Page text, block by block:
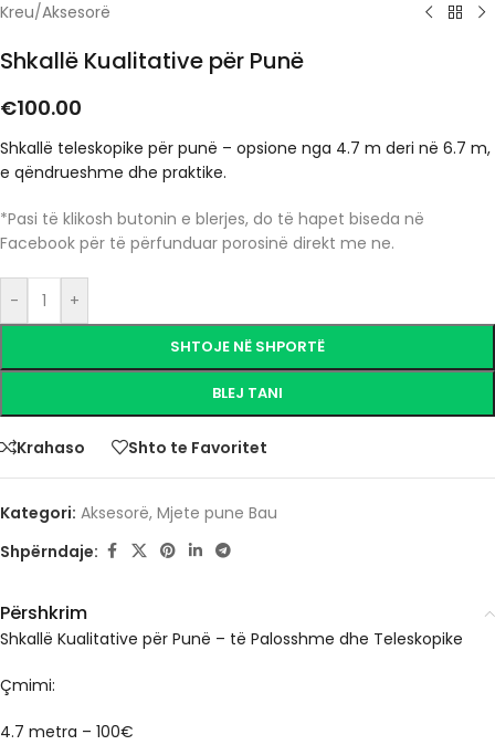
Kreu/Aksesorë
Shkallë Kualitative për Punë
€100.00
Shkallë teleskopike për punë – opsione nga 4.7 m deri në 6.7 m,
e qëndrueshme dhe praktike.
*Pasi të klikosh butonin e blerjes, do të hapet biseda në
Facebook për të përfunduar porosinë direkt me ne.
- +
SHTOJE NË SHPORTË
BLEJ TANI
Krahaso Shto te Favoritet
Kategori: Aksesorë, Mjete pune Bau
Shpërndaje:
Përshkrim
Shkallë Kualitative për Punë – të Palosshme dhe Teleskopike
Çmimi:
4.7 metra – 100€